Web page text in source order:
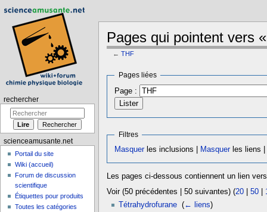
Pages qui pointent vers
←THF
Pages liées
Page :
Filtres
Masquerles inclusions | Masquerles liens
Les pages ci-dessous contiennent un lien
Voir (50 précédentes | 50 suivantes) (20| 50|
Tétrahydrofurane ‎(← liens)
rechercher
scienceamusante.net
Portail du site
Wiki (accueil)
Forum de discussion
scientifique
Étiquettes pour produits
Toutes les catégories